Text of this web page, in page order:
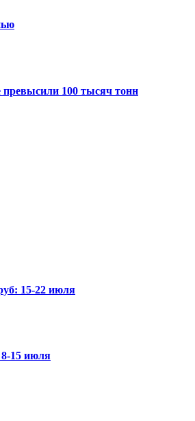
превысили 100 тысяч тонн
15-22 июля
8-15 июля